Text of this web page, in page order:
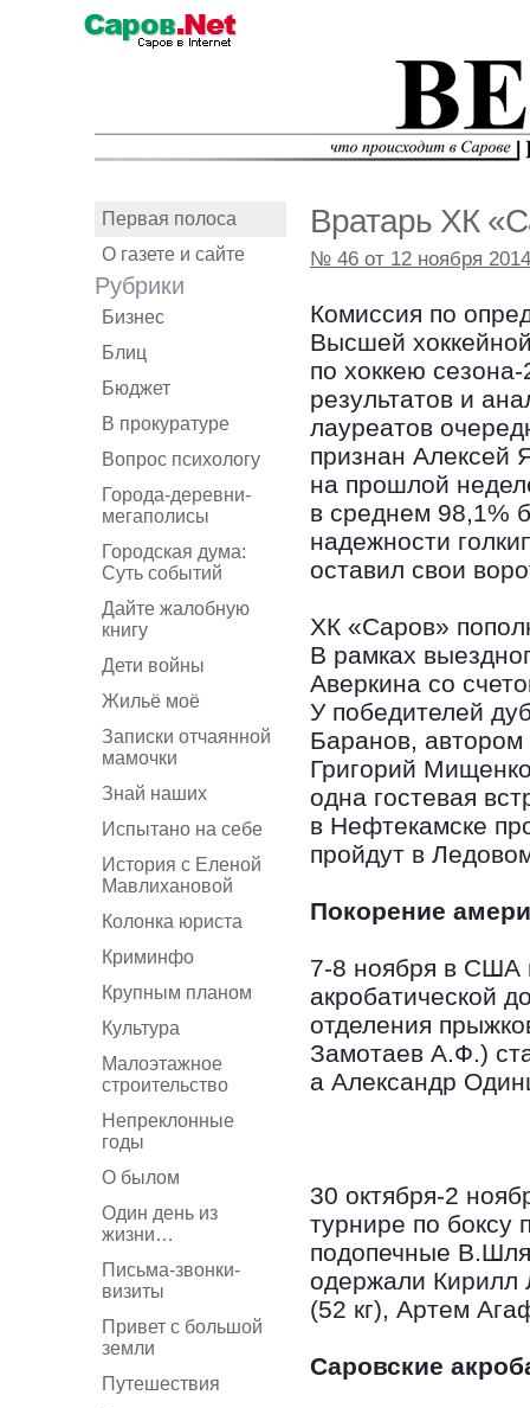
Первая полоса
О газете и сайте
Рубрики
Бизнес
Блиц
Бюджет
В прокуратуре
Вопрос психологу
Города-деревни-
мегаполисы
Городская дума:
Суть событий
Дайте жалобную
книгу
Дети войны
Жильё моё
Записки отчаянной
мамочки
Знай наших
Испытано на себе
История с Еленой
Мавлихановой
Колонка юриста
Криминфо
Крупным планом
Культура
Малоэтажное
строительство
Непреклонные
годы
О былом
Один день из
жизни…
Письма-звонки-
визиты
Привет с большой
земли
Путешествия
Вратарь ХК
№ 46 от 12 ноября 2014
Комиссия по
Высшей
по хоккею
результатов и
лауреатов
признан Алексей
на прошлой
в среднем 98,1%
надежности
оставил свои
ХК «Саров»
В рамках
Аверкина со
У победителей
Баранов,
Григорий
одна гостевая
в Нефтекамске
пройдут в
Покорение
7-8 ноября в США
акробатической
отделения
Замотаев А.Ф.)
а Александр
30 октября-2
турнире по боксу
подопечные
одержали Кирилл
(52 кг), Артем
Саровские